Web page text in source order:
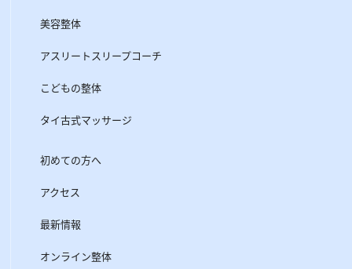
美容整体
アスリートスリープコーチ
こどもの整体
タイ古式マッサージ
初めての方へ
アクセス
最新情報
オンライン整体